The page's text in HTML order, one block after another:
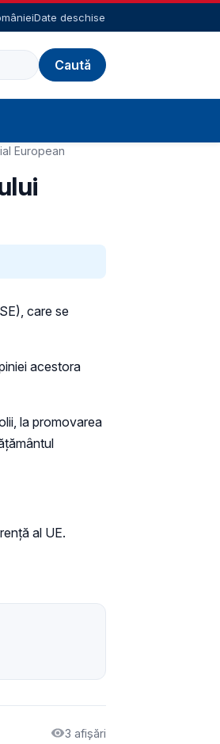
Date deschise
European
care se
acestora
la promovarea
al UE.
3 afișări